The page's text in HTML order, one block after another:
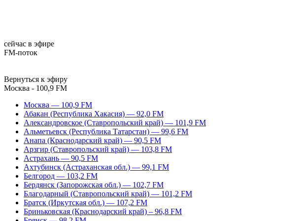
сейчас в эфире
FM-поток
Вернуться к эфиру
Москва - 100,9 FM
Москва — 100,9 FM
Абакан (Республика Хакасия) — 92,0 FM
Александровское (Ставропольский край) — 101,9 FM
Альметьевск (Республика Татарстан) — 99,6 FM
Анапа (Краснодарский край) — 90,5 FM
Арзгир (Ставропольский край) — 103,8 FM
Астрахань — 90,5 FM
Ахтубинск (Астраханская обл.) — 99,1 FM
Белгород — 103,2 FM
Бердянск (Запорожская обл.) — 102,7 FM
Благодарный (Ставропольский край) — 101,2 FM
Братск (Иркутская обл.) — 107,2 FM
Бриньковская (Краснодарский край) – 96,8 FM